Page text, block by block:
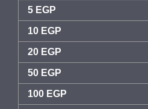
5 EGP
10 EGP
20 EGP
50 EGP
100 EGP